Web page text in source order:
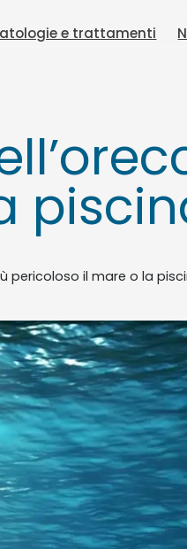
e trattamenti
pericoloso il mare o la